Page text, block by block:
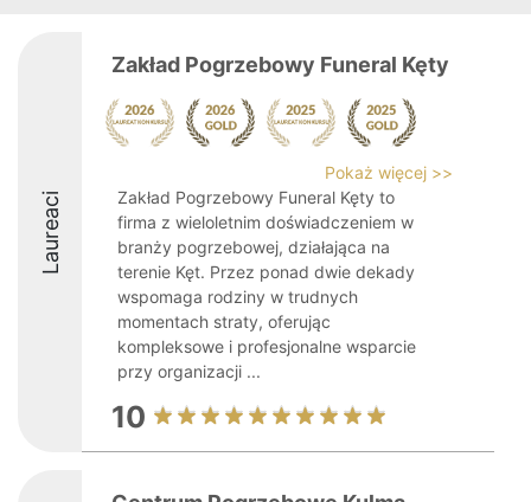
Laureaci
Zakład Pogrzebowy Funeral Kęty
Pokaż więcej >>
Zakład Pogrzebowy Funeral Kęty to
firma z wieloletnim doświadczeniem w
branży pogrzebowej, działająca na
terenie Kęt. Przez ponad dwie dekady
wspomaga rodziny w trudnych
momentach straty, oferując
kompleksowe i profesjonalne wsparcie
przy organizacji ...
10